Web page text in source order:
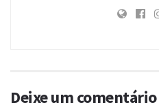
Deixe um comentário